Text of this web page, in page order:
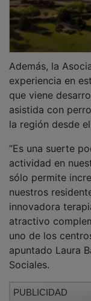
experiencia en
que viene
asistida con
la región desde
actividad en
sólo permite
nuestros
innovadora
atractivo
uno de los
apuntado Laura
Sociales.